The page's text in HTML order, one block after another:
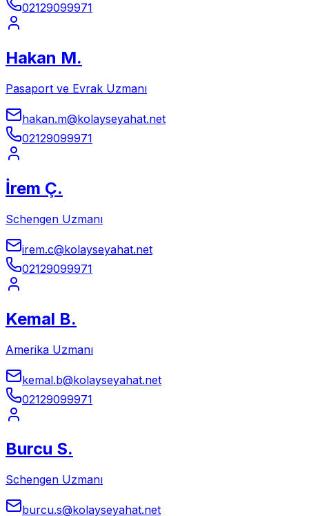
02129099971
Hakan M.
Pasaport ve Evrak Uzmanı
hakan.m@kolayseyahat.net
02129099971
İrem Ç.
Schengen Uzmanı
irem.c@kolayseyahat.net
02129099971
Kemal B.
Amerika Uzmanı
kemal.b@kolayseyahat.net
02129099971
Burcu S.
Schengen Uzmanı
burcu.s@kolayseyahat.net